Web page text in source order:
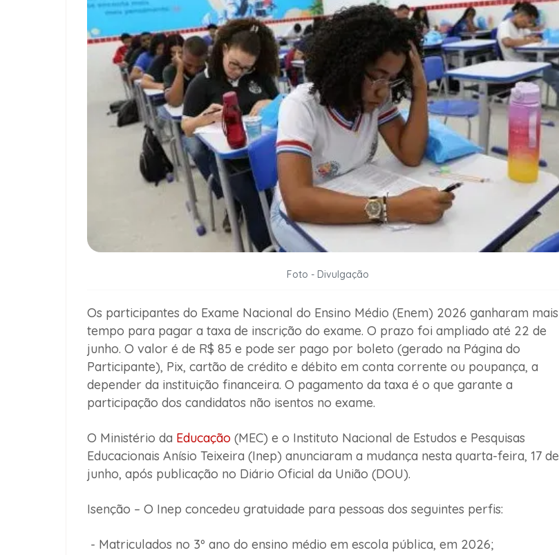
Foto - Divulgação
Os participantes do Exame Nacional do Ensino Médio (Enem) 2026 ganharam mais
tempo para pagar a taxa de inscrição do exame. O prazo foi ampliado até 22 de
junho. O valor é de R$ 85 e pode ser pago por boleto (gerado na Página do
Participante), Pix, cartão de crédito e débito em conta corrente ou poupança, a
depender da instituição financeira. O pagamento da taxa é o que garante a
participação dos candidatos não isentos no exame.
O Ministério da Educação (MEC) e o Instituto Nacional de Estudos e Pesquisas
Educacionais Anísio Teixeira (Inep) anunciaram a mudança nesta quarta-feira, 17 de
junho, após publicação no Diário Oficial da União (DOU).
Isenção – O Inep concedeu gratuidade para pessoas dos seguintes perfis:
- Matriculados no 3º ano do ensino médio em escola pública, em 2026;